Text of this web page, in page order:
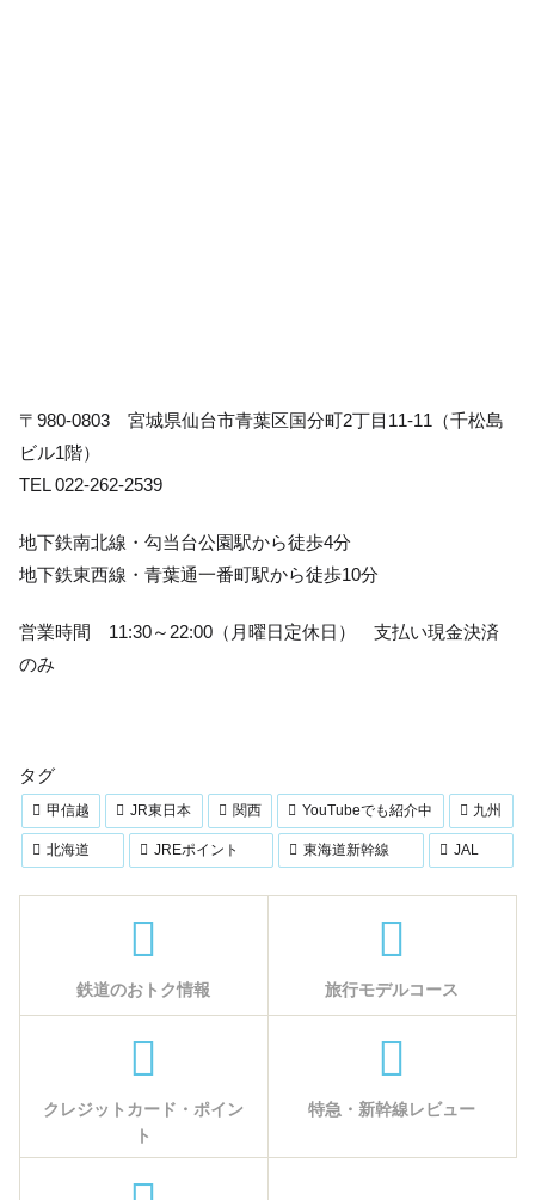
〒980-0803 宮城県仙台市青葉区国分町2丁目11-11（千松島
ビル1階）
TEL 022-262-2539
地下鉄南北線・勾当台公園駅から徒歩4分
地下鉄東西線・青葉通一番町駅から徒歩10分
営業時間 11:30～22:00（月曜日定休日） 支払い現金決済
のみ
タグ
甲信越 JR東日本 関西 YouTubeでも紹介中 九州
北海道 JREポイント 東海道新幹線 JAL
鉄道のおトク情報 旅行モデルコース
クレジットカード・ポイン
ト
特急・新幹線レビュー